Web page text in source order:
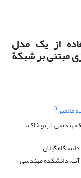
از یک مدل
مبتنی بر شبکة
مالمیر3
مهندسی آب و خاک،
گیلان
دانشکدة مهندسی